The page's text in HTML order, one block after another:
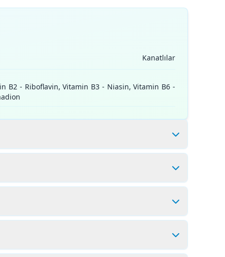
Kanatlılar
B2 - Riboflavin, Vitamin B3 - Niasin, Vitamin B6 -